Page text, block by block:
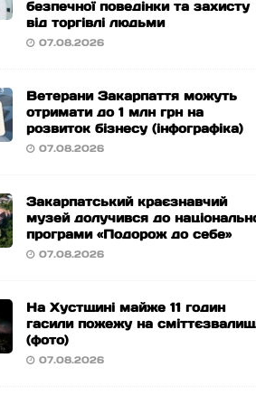
безпечної поведінки та захисту
від торгівлі людьми
07.08.2026
Ветерани Закарпаття можуть
отримати до 1 млн грн на
розвиток бізнесу (інфографіка)
07.08.2026
Закарпатський краєзнавчий
музей долучився до
програми «Подорож до себе»
07.08.2026
На Хустщині майже 11 годин
гасили пожежу на
(фото)
07.08.2026